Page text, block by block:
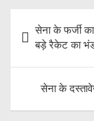
o
k
m
Post
navigation
सेना के फर्जी
बड़े रैकेट का
सेना के